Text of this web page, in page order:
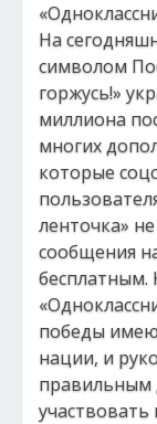
На
символом
горжусь!»
миллиона
многих
которые
ленточка»
сообщения
бесплатным.
победы
нации, и
правильным
участвовать